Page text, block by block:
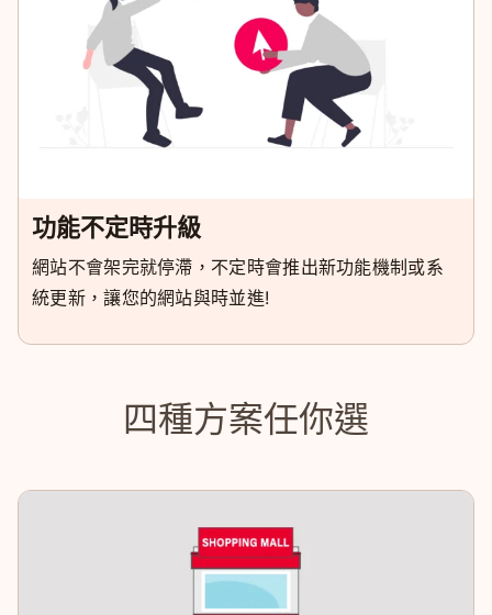
功能不定時升級
網站不會架完就停滯，不定時會推出新功能機制或系
統更新，讓您的網站與時並進!
四種方案任你選